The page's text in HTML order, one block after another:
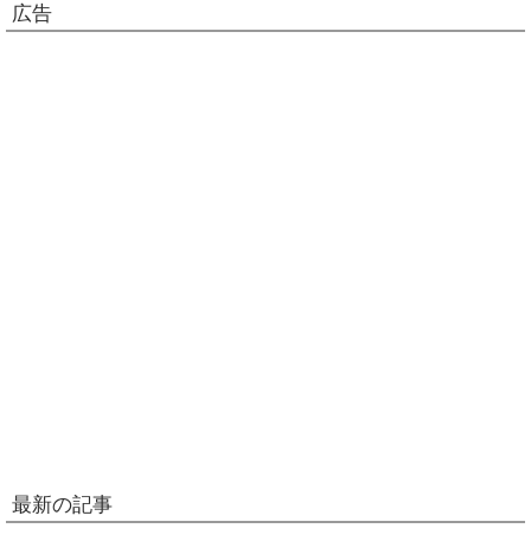
広告
最新の記事